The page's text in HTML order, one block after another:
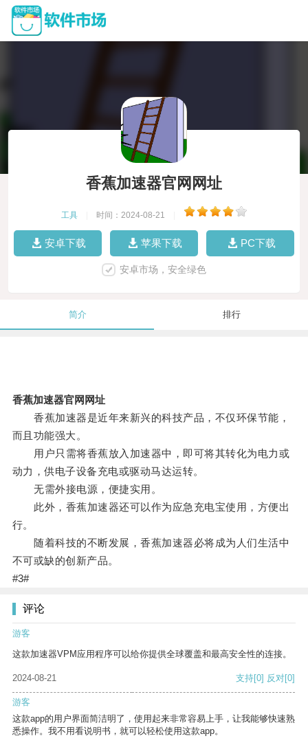
香蕉加速器官网网址
工具 时间：2024-08-21
安卓下载 苹果下载 PC下载
安卓市场，安全绿色
简介 排行
香蕉加速器官网网址
香蕉加速器是近年来新兴的科技产品，不仅环保节能，
而且功能强大。
用户只需将香蕉放入加速器中，即可将其转化为电力或
动力，供电子设备充电或驱动马达运转。
无需外接电源，便捷实用。
此外，香蕉加速器还可以作为应急充电宝使用，方便出
行。
随着科技的不断发展，香蕉加速器必将成为人们生活中
不可或缺的创新产品。
#3#
评论
游客
这款加速器VPM应用程序可以给你提供全球覆盖和最高安全性的连接。
2024-08-21 支持[0] 反对[0]
游客
这款app的用户界面简洁明了，使用起来非常容易上手，让我能够快速熟
悉操作。我不用看说明书，就可以轻松使用这款app。